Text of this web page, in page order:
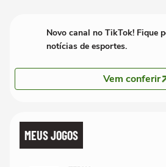
Novo canal no TikTok! Fique
notícias de esportes.
Vem conferir
MEUS JOGOS